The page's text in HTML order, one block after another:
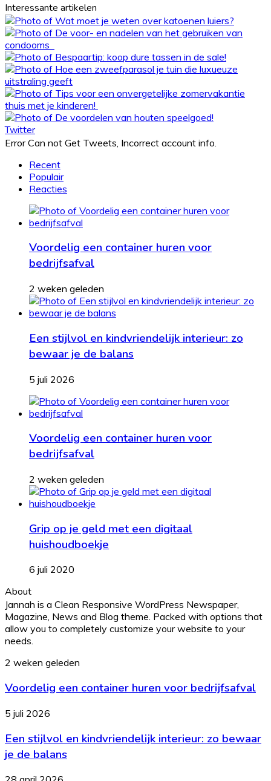
Interessante artikelen
Twitter
Error Can not Get Tweets, Incorrect account info.
Recent
Populair
Reacties
Voordelig een container huren voor
bedrijfsafval
2 weken geleden
Een stijlvol en kindvriendelijk interieur: zo
bewaar je de balans
5 juli 2026
Voordelig een container huren voor
bedrijfsafval
2 weken geleden
Grip op je geld met een digitaal
huishoudboekje
6 juli 2020
About
Jannah is a Clean Responsive WordPress Newspaper,
Magazine, News and Blog theme. Packed with options that
allow you to completely customize your website to your
needs.
Voordelig
container
voor
bedrijfsafval
2 weken geleden
Voordelig een container huren voor bedrijfsafval
Een
en
kindvriendelijk
interieur:
5 juli 2026
Een stijlvol en kindvriendelijk interieur: zo bewaar
je de balans